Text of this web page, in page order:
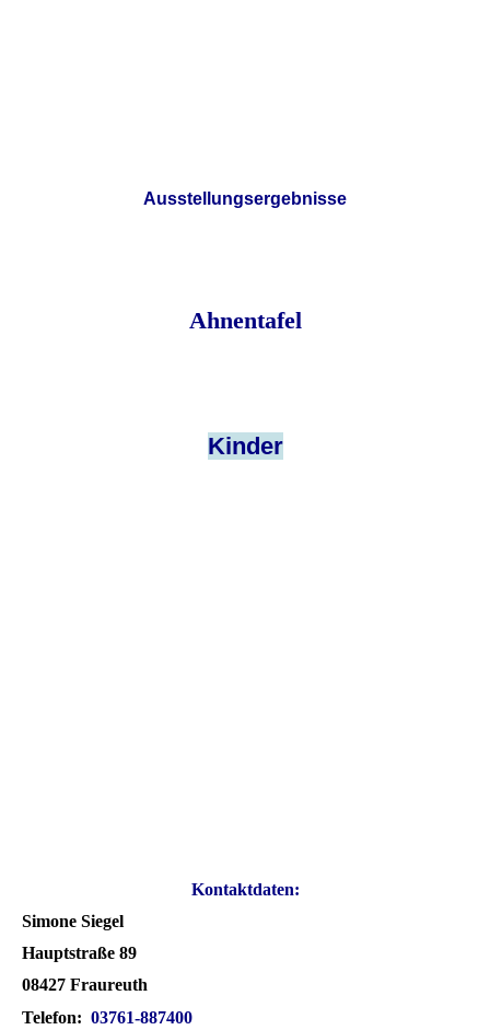
Ausstellungsergebnisse
Ahnentafel
Kinder
Kontaktdaten:
Simone Siegel
Hauptstraße 89
08427 Fraureuth
Telefon: 03761-887400